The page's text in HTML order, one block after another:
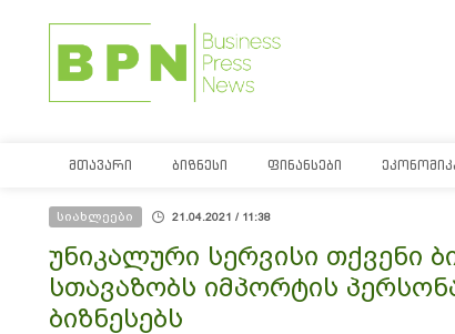
ᲛᲗᲐᲕᲐᲠᲘ ᲑᲘᲖᲜᲔᲡᲘ ᲤᲘᲜᲐᲜᲡᲔᲑᲘ
სიახლეები 21.04.2021 / 11:38
უნიკალური სერვისი თქვენი
სთავაზობს იმპორტის
ბიზნესებს